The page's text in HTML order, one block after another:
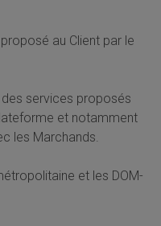
au Client par le
des services proposés
et notamment
les Marchands.
et les DOM-